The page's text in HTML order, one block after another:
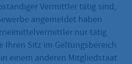
Vermittler tätig sind,
angemeldet haben
nur tätig
Ihren Sitz im Geltungsbereich
in einem anderen Mitgliedstaat